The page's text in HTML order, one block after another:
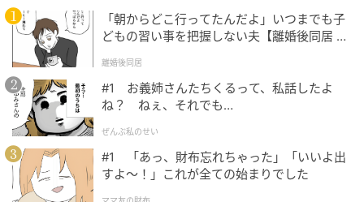
今日は日ごろのストレスを解消できそうな1日。友人や
知人を誘い、スポーツやカラオケなど好きなことを思
いっきりしましょう。じっとしていると逆にストレス
が溜まりそうなので、汗をかくようなスポーツが良い
でしょう。
家庭運
今日は、図書館に行って気になる本をいくつか借りて
くると満たされそう。子ども向けの絵本だけでなく、
「朝からどこ行ってたんだよ」いつまでも子
どもの習い事を把握しない夫【離婚後同居 Vo
離婚後同居
#1 お義姉さんたちくるって、私話したよ
ね？ ねぇ、それでも…
ぜんぶ私のせい
#1 「あっ、財布忘れちゃった」「いいよ出
すよ〜！」これが全ての始まりでした